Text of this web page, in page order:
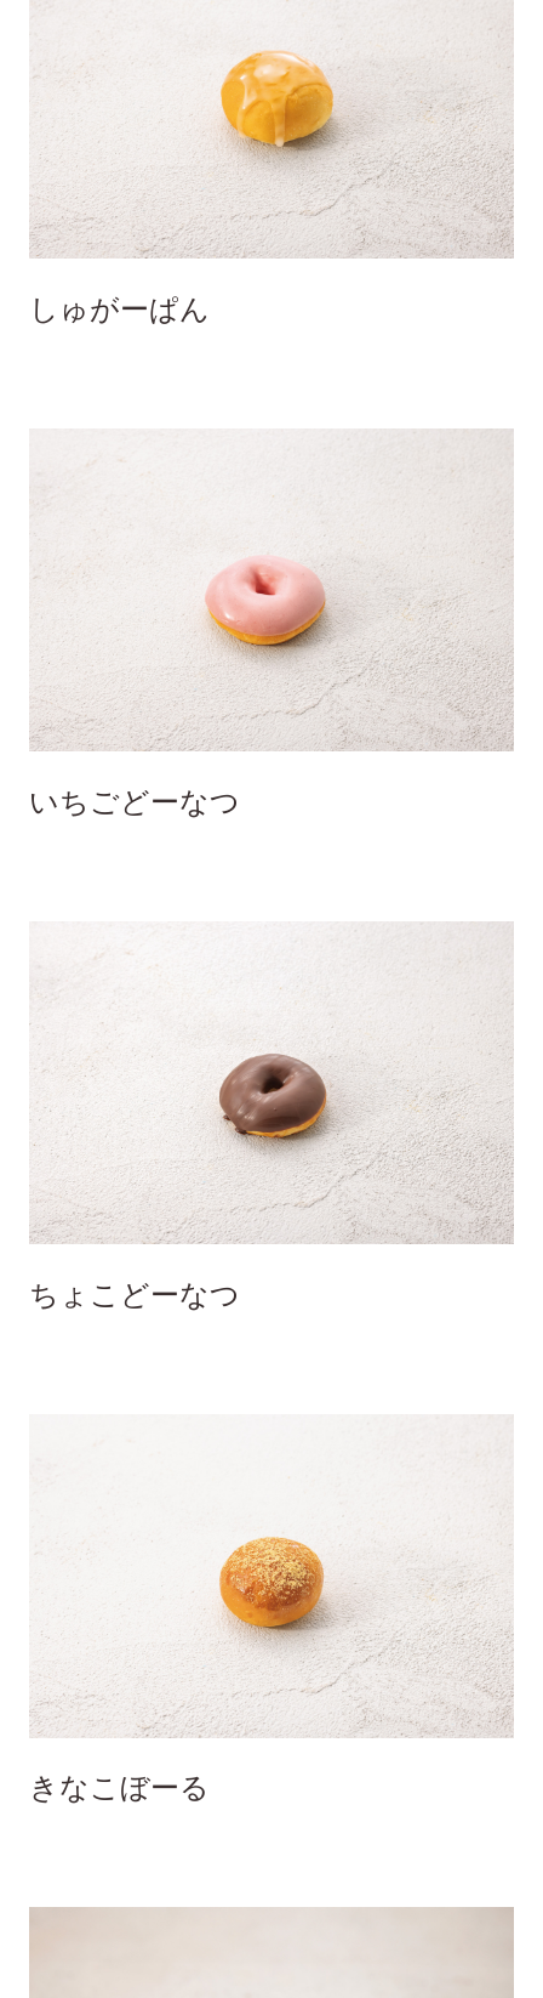
しゅがーぱん
いちごどーなつ
ちょこどーなつ
きなこぼーる